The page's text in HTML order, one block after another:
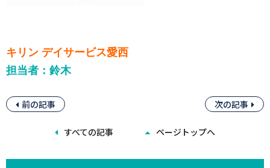
キリン デイサービス愛西
担当者：鈴木
前の記事 次の記事
すべての記事 ページトップへ